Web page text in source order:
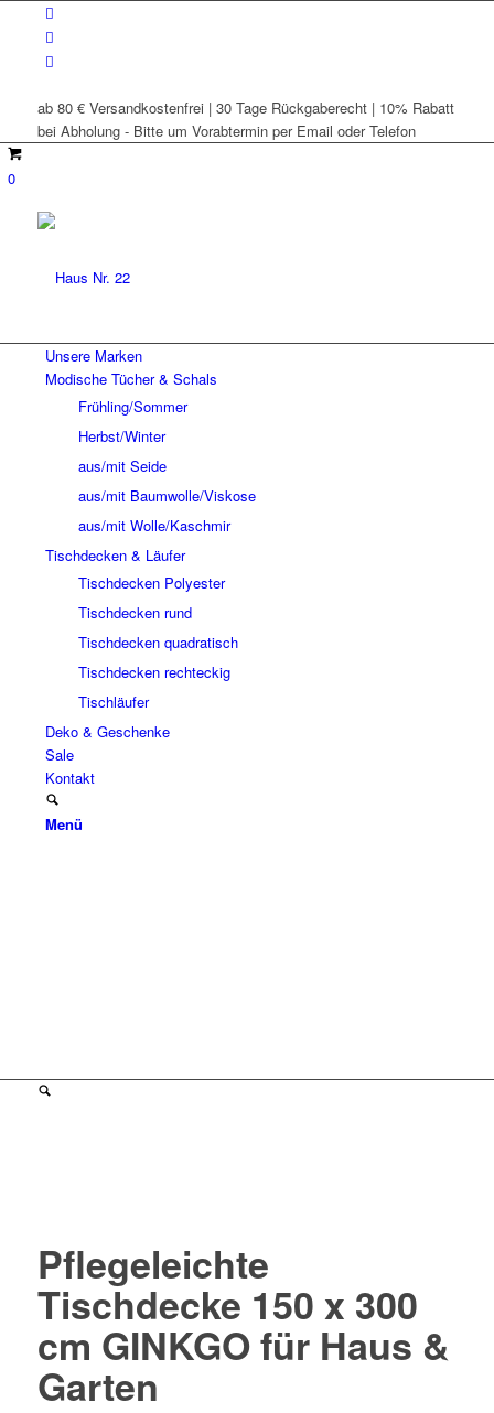
ab 80 € Versandkostenfrei | 30 Tage Rückgaberecht | 10% Rabatt
bei Abholung - Bitte um Vorabtermin per Email oder Telefon
0
Unsere Marken
Modische Tücher & Schals
Frühling/Sommer
Herbst/Winter
aus/mit Seide
aus/mit Baumwolle/Viskose
aus/mit Wolle/Kaschmir
Tischdecken & Läufer
Tischdecken Polyester
Tischdecken rund
Tischdecken quadratisch
Tischdecken rechteckig
Tischläufer
Deko & Geschenke
Sale
Kontakt
Menü
Pflegeleichte
Tischdecke 150 x 300
cm GINKGO für Haus &
Garten